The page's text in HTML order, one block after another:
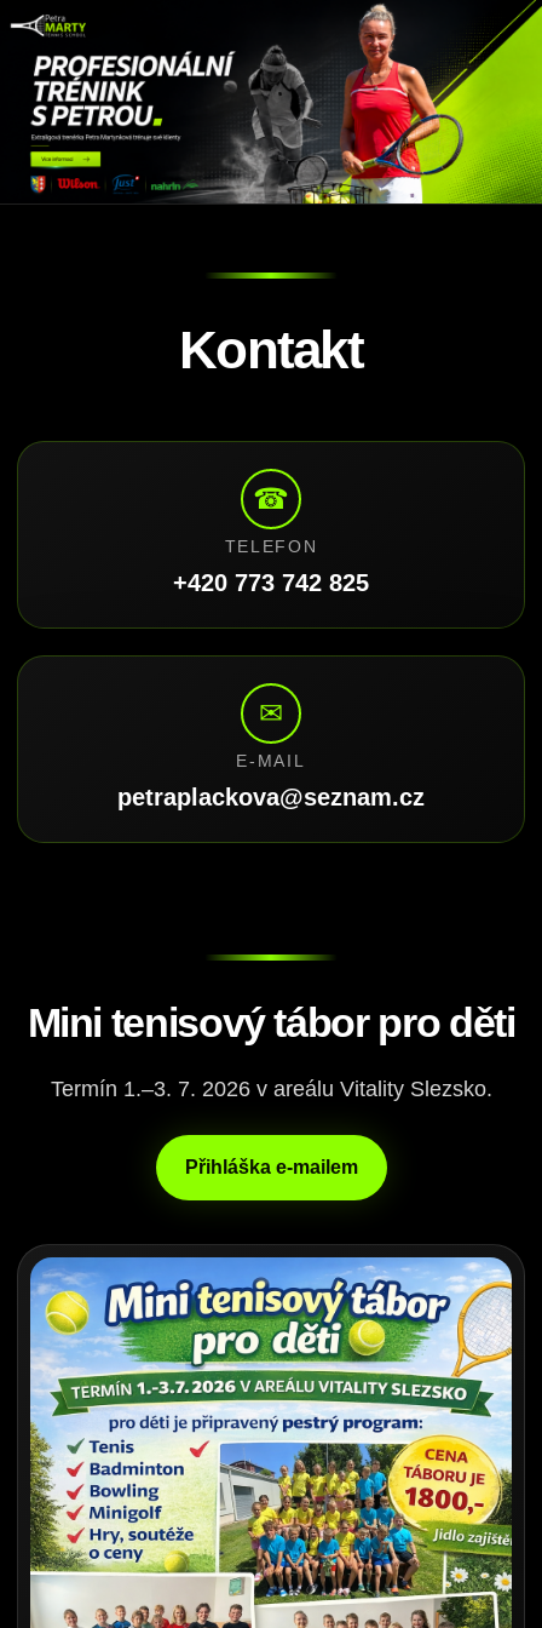
Kontakt
☎
TELEFON
+420 773 742 825
✉
E-MAIL
petraplackova@seznam.cz
Mini tenisový tábor pro děti
Termín 1.–3. 7. 2026 v areálu Vitality Slezsko.
Přihláška e-mailem